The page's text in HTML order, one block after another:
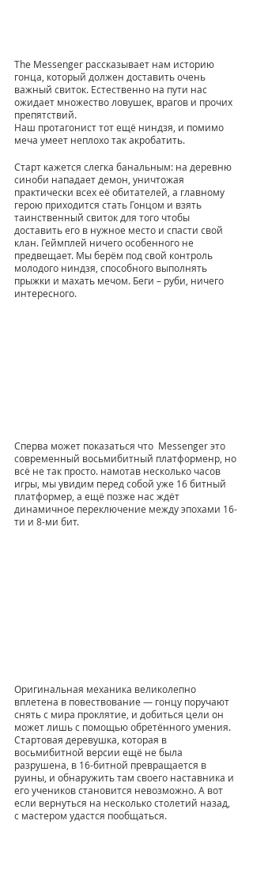
The Messenger рассказывает нам историю
гонца, который должен доставить очень
важный свиток. Естественно на пути нас
ожидает множество ловушек, врагов и прочих
препятствий.
Наш протагонист тот ещё ниндзя, и помимо
меча умеет неплохо так акробатить.
Старт кажется слегка банальным: на деревню
синоби нападает демон, уничтожая
практически всех её обитателей, а главному
герою приходится стать Гонцом и взять
таинственный свиток для того чтобы
доставить его в нужное место и спасти свой
клан. Геймплей ничего особенного не
предвещает. Мы берём под свой контроль
молодого ниндзя, способного выполнять
прыжки и махать мечом. Беги – руби, ничего
интересного.
Сперва может показаться что  Messenger это
современный восьмибитный платформенр, но
всё не так просто. намотав несколько часов
игры, мы увидим перед собой уже 16 битный
платформер, а ещё позже нас ждёт
динамичное переключение между эпохами 16-
ти и 8-ми бит.
Оригинальная механика великолепно
вплетена в повествование — гонцу поручают
снять с мира проклятие, и добиться цели он
может лишь с помощью обретённого умения.
Стартовая деревушка, которая в
восьмибитной версии ещё не была
разрушена, в 16-битной превращается в
руины, и обнаружить там своего наставника и
его учеников становится невозможно. А вот
если вернуться на несколько столетий назад,
с мастером удастся пообщаться.